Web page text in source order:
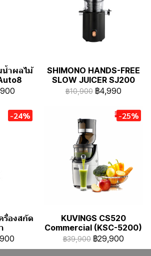
น้ำผลไม้
SHIMONO HANDS-FREE
SLOW JUICER SJ200
฿10,900 ฿4,990
-24%
รื่องสกัด
-25%
KUVINGS CS520
Commercial (KSC-5200)
฿39,900 ฿29,900